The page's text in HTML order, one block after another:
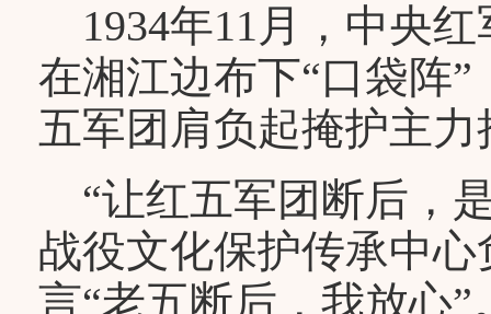
1934年11月，中央
在湘江边布下“口袋阵
五军团肩负起掩护主
“让红五军团断后，
战役文化保护传承中
言“老五断后，我放心”